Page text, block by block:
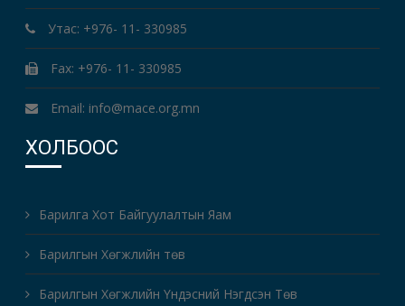
Утас: +976- 11- 330985
Fax: +976- 11- 330985
Email: info@mace.org.mn
ХОЛБООС
Барилга Хот Байгуулалтын Яам
Барилгын Хөгжлийн төв
Барилгын Хөгжлийн Үндэсний Нэгдсэн Төв